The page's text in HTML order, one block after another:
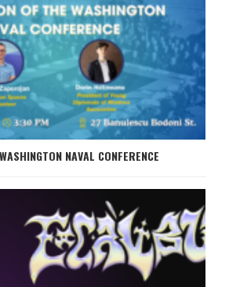
NAVAL CONFERENCE